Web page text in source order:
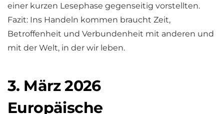
einer kurzen Lesephase gegenseitig vorstellten.
Fazit: Ins Handeln kommen braucht Zeit,
Betroffenheit und Verbundenheit mit anderen und
mit der Welt, in der wir leben.
3. März 2026
Europäische